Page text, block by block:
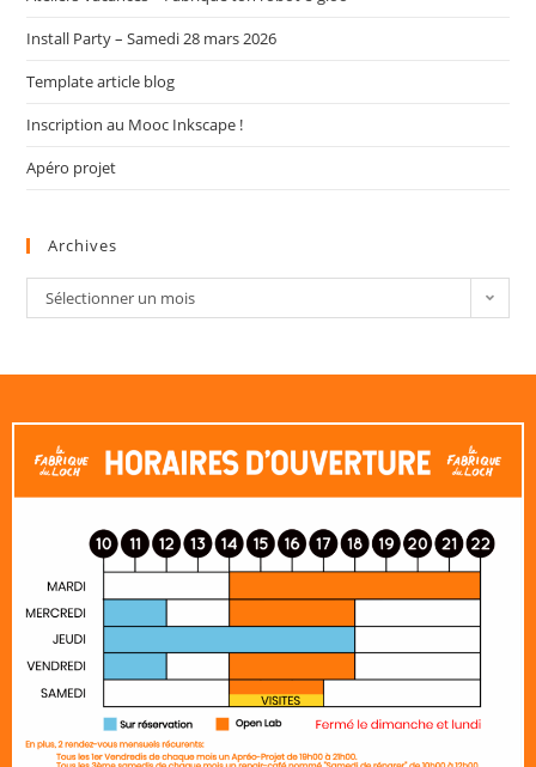
Install Party – Samedi 28 mars 2026
Template article blog
Inscription au Mooc Inkscape !
Apéro projet
Archives
Sélectionner un mois